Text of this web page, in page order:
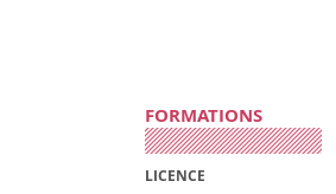
FORMATIONS
LICENCE